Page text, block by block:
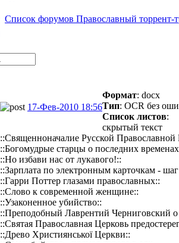
Список форумов Православный торрент-
17-Фев-2010 18:56
Формат: docx
Тип: OCR без
Список листов:
скрытый текст
::Священноначалие Русской
::Богомудрые старцы о последних
::Но избави нас от лукавого!::
::Зарплата по электронным карточкам -
::Гарри Поттер глазами православных::
::Слово к современной женщине::
::Узаконенное убийство::
::Преподобный Лаврентий Черниговский
::Святая Православная Церковь
::Древо Християнської Церкви::